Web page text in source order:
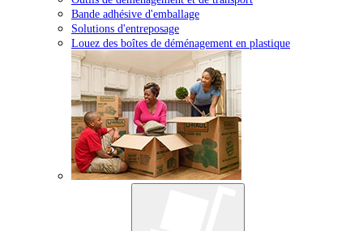
Bande adhésive d'emballage
Solutions d'entreposage
Louez des boîtes de déménagement en plastique